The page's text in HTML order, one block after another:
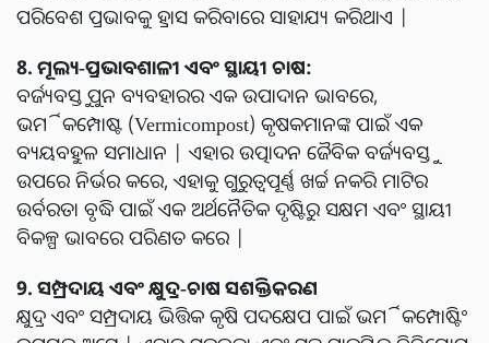
ପରିବେଶ ପ୍ରଭାବକୁ ହ୍ରାସ କରିବାରେ ସାହାଯ୍ୟ କରିଥାଏ |
8. ମୂଲ୍ୟ-ପ୍ରଭାବଶାଳୀ ଏବଂ ସ୍ଥାୟୀ ଚାଷ:
ବର୍ଜ୍ୟବସ୍ତୁ ପୁନ ବ୍ୟବହାରର ଏକ ଉପାଦାନ ଭାବରେ,
ଭର୍ମିକମ୍ପୋଷ୍ଟ (Vermicompost) କୃଷକମାନଙ୍କ ପାଇଁ ଏକ
ବ୍ୟୟବହୁଳ ସମାଧାନ | ଏହାର ଉତ୍ପାଦନ ଜୈବିକ ବର୍ଜ୍ୟବସ୍ତୁ
ଉପରେ ନିର୍ଭର କରେ, ଏହାକୁ ଗୁରୁତ୍ୱପୂର୍ଣ୍ଣ ଖର୍ଚ୍ଚ ନକରି ମାଟିର
ଉର୍ବରତା ବୃଦ୍ଧି ପାଇଁ ଏକ ଅର୍ଥନୈତିକ ଦୃଷ୍ଟିରୁ ସକ୍ଷମ ଏବଂ ସ୍ଥାୟୀ
ବିକଳ୍ପ ଭାବରେ ପରିଣତ କରେ |
9. ସମ୍ପ୍ରଦାୟ ଏବଂ କ୍ଷୁଦ୍ର-ଚାଷ ସଶକ୍ତିକରଣ
କ୍ଷୁଦ୍ର ଏବଂ ସମ୍ପ୍ରଦାୟ ଭିତ୍ତିକ କୃଷି ପଦକ୍ଷେପ ପାଇଁ ଭର୍ମିକମ୍ପୋଷ୍ଟିଂ